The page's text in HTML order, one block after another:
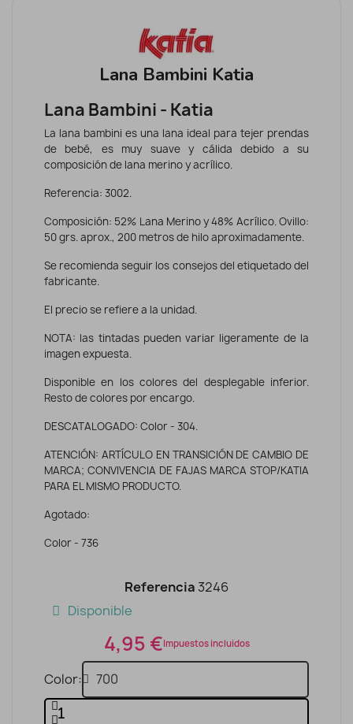
Lana Bambini Katia
Lana Bambini - Katia
La lana bambini es una lana ideal para tejer prendas
de bebé, es muy suave y cálida debido a su
composición de lana merino y acrílico.
Referencia: 3002.
Composición: 52% Lana Merino y 48% Acrílico. Ovillo:
50 grs. aprox., 200 metros de hilo aproximadamente.
Se recomienda seguir los consejos del etiquetado del
fabricante.
El precio se refiere a la unidad.
NOTA: las tintadas pueden variar ligeramente de la
imagen expuesta.
Disponible en los colores del desplegable inferior.
Resto de colores por encargo.
DESCATALOGADO: Color - 304.
ATENCIÓN: ARTÍCULO EN TRANSICIÓN DE CAMBIO DE
MARCA; CONVIVENCIA DE FAJAS MARCA STOP/KATIA
PARA EL MISMO PRODUCTO.
Agotado:
Color - 736
Referencia 3246
Disponible
4,95 €Impuestos incluidos
Color